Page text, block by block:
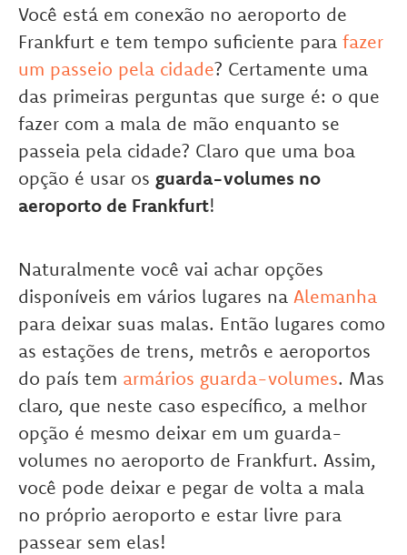
Você está em conexão no aeroporto de
Frankfurt e tem tempo suficiente para fazer
um passeio pela cidade? Certamente uma
das primeiras perguntas que surge é: o que
fazer com a mala de mão enquanto se
passeia pela cidade? Claro que uma boa
opção é usar os guarda-volumes no
aeroporto de Frankfurt!
Naturalmente você vai achar opções
disponíveis em vários lugares na Alemanha
para deixar suas malas. Então lugares como
as estações de trens, metrôs e aeroportos
do país tem armários guarda-volumes. Mas
claro, que neste caso específico, a melhor
opção é mesmo deixar em um guarda-
volumes no aeroporto de Frankfurt. Assim,
você pode deixar e pegar de volta a mala
no próprio aeroporto e estar livre para
passear sem elas!